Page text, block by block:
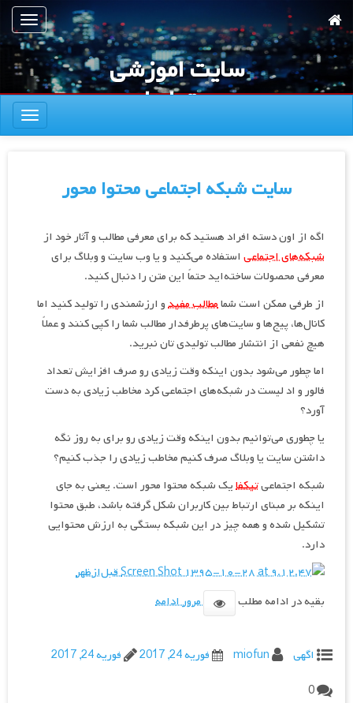
به
محتوای
اصلی
ناوبری
سایت اموزشی
محتوا دار
ناوبری
سایت شبکه اجتماعی محتوا محور
اگه از اون دسته افراد هستید که برای معرفی مطالب و آثار خود از
شبکه‌های اجتماعی استفاده می‌کنید و یا وب سایت و وبلاگ برای
معرفی محصولات ساخته‌اید حتماً این متن را دنبال کنید.
از طرفی ممکن است شمامطالب مفیدو ارزشمندی را تولید کنید اما
کانال‌ها، پیج‌ها و سایت‌های پرطرفدار مطالب شما را کپی کنند و عملاً
هیچ نفعی از انتشار مطالب تولیدی تان نبرید.
اما چطور می‌شود بدون اینکه وقت زیادی رو صرف افزایش تعداد
فالور و اد لیست در شبکه‌های اجتماعی کرد مخاطب زیادی به دست
آورد؟
یا چطوری می‌توانیم بدون اینکه وقت زیادی رو برای به روز نگه
داشتن سایت یا وبلاگ صرف کنیم مخاطب زیادی را جذب کنیم؟
شبکه اجتماعیتیکفایک شبکه محتوا محور است. یعنی به جای
اینکه بر مبنای ارتباط بین کاربران شکل گرفته باشد، طبق محتوا
تشکیل شده و همه چیز در این شبکه بستگی به ارزش محتوایی
دارد.
بقیه در ادامه مطلب مرور ادامه
اگهی miofun فوریه 24, 2017
فوریه 24, 2017
0